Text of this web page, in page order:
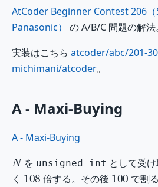
AtCoder Beginner Contest 206
Panasonic）
の A/B/C 問題の解法。
実装はこちら atcoder/abc/201-
michimani/atcoder。
A - Maxi-Buying
A - Maxi-Buying
を unsigned int として受け
く
108
倍する。その後
100
で割